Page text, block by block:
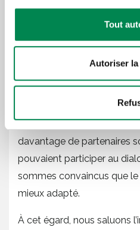
Tout
Autoriser
Il ne faut pas perdre de
exacerbé de nombreuses
économiques déjà
dernière ne survienne. Le
diriger en solo la relance
avec les acteurs de la
Ainsi, un changement de
davantage de partenaires
pouvaient participer au
sommes convaincus que
mieux adapté.
À cet égard, nous saluons